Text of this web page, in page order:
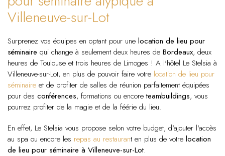
Villeneuve-sur-Lot
Surprenez vos équipes en optant pour une location de lieu pour
séminaire qui change à seulement deux heures de Bordeaux, deux
heures de Toulouse et trois heures de Limoges ! A l'hôtel Le Stelsia à
Villeneuve-sur-Lot, en plus de pouvoir faire votre location de lieu pour
séminaire et de profiter de salles de réunion parfaitement équipées
pour des conférences, formations ou encoreteambuildings, vous
pourrez profiter de la magie et de la féérie du lieu.
En effet, Le Stelsia vous propose selon votre budget, d'ajouter l'accès
au spa ou encore les repas au restaurant en plus de votre location
de lieu pour séminaire à Villeneuve-sur-Lot.